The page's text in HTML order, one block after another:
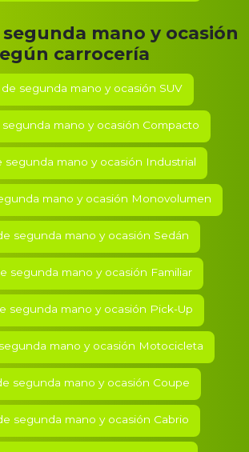
segunda mano y ocasión
carrocería
segunda mano y ocasión SUV
mano y ocasión Compacto
segunda mano y ocasión Industrial
mano y ocasión Monovolumen
segunda mano y ocasión Sedán
segunda mano y ocasión Familiar
segunda mano y ocasión Pick-Up
mano y ocasión Motocicleta
segunda mano y ocasión Coupe
segunda mano y ocasión Cabrio